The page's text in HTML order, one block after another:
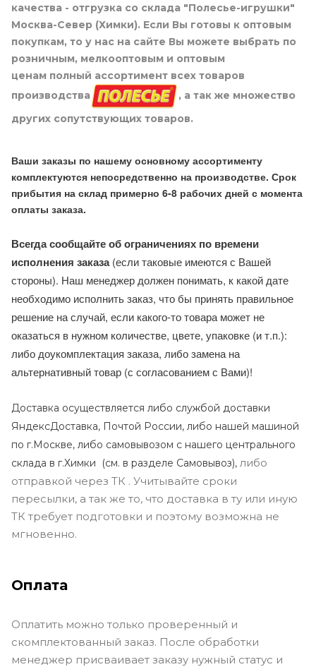
качества - отгрузка со склада "Полесье-игрушки"
Москва-Север (Химки). Если Вы готовы к оптовым
покупкам, то у нас на сайте Вы можете выбрать по
розничным, мелкооптовым и оптовым
ценам полный ассортимент всех товаров
производства
, а так же множество
других сопутствующих товаров.
Ваши заказы по нашему основному ассортименту
комплектуются непосредственно на производстве. Срок
прибытия на склад примерно 6-8 рабочих дней с момента
оплаты заказа.
Всегда сообщайте об ограничениях по времени
исполнения заказа(если таковые имеются с Вашей
стороны). Наш менеджер должен понимать, к какой дате
необходимо исполнить заказ, что бы принять правильное
решение на случай, если какого-то товара может не
оказаться в нужном количестве, цвете, упаковке (и т.п.):
либо доукомплектация заказа, либо замена на
альтернативный товар (с согласованием с Вами)!
Доставка осуществляется либо службой доставки
ЯндексДоставка, Почтой России, либо нашей машиной
по г.Москве, либо самовывозом с нашего центрального
склада в г.Химки (см. в разделе Самовывоз), либо
отправкой через ТК . Учитывайте сроки
пересылки, а так же то, что доставка в ту или иную
ТК требует подготовки и поэтому возможна не
мгновенно.
Оплата
Оплатить можно только проверенный и
скомплектованный заказ. После обработки
менеджер присваивает заказу нужный статус и